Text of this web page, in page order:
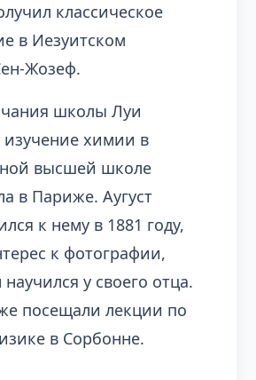
классическое
в Иезуитском
Жозеф.
школы Луи
химии в
высшей школе
в Париже. Аугуст
к нему в 1881 году,
к фотографии,
у своего отца.
посещали лекции по
в Сорбонне.